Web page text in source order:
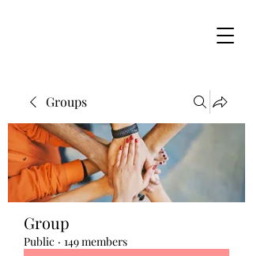
Groups
Group
Public · 149 members